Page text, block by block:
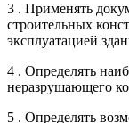
3 . Применять
строительных
эксплуатацией
4 . Определять
неразрушающего
5 . Определять